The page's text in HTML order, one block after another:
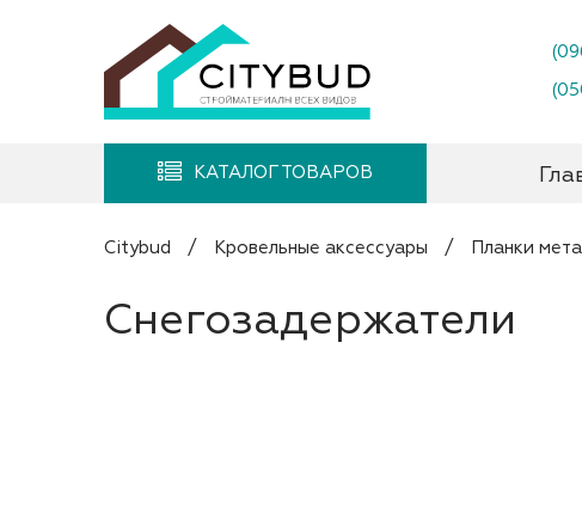
КАТАЛОГ ТОВАРОВ
Citybud / Кровельные аксессуары / Планки
Снегозадержатели